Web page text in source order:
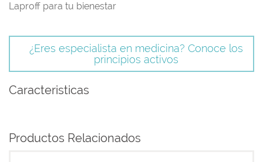
Laproff para tu bienestar
¿Eres especialista en medicina? Conoce los
principios activos
Caracteristicas
Productos Relacionados